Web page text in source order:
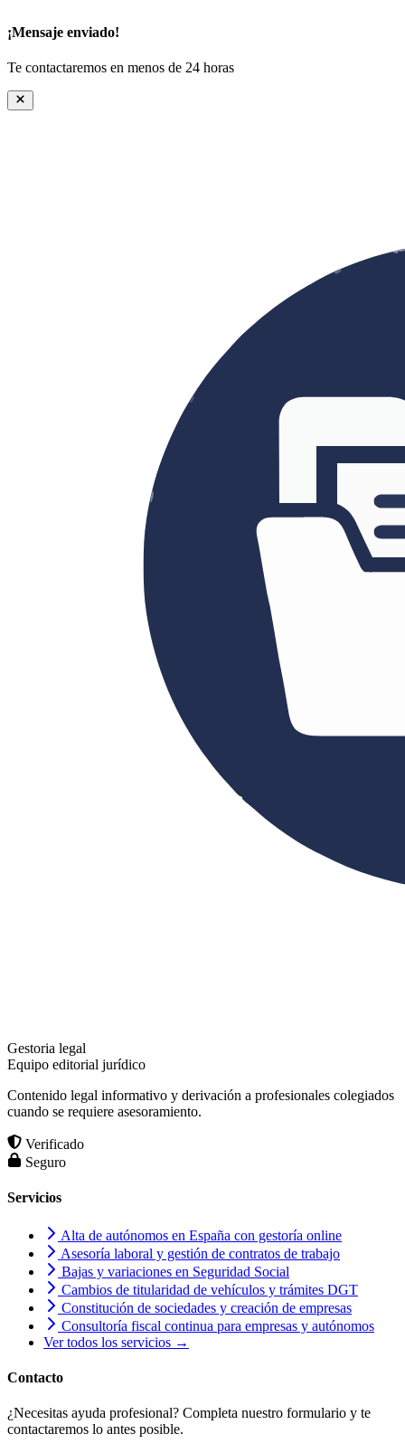
¡Mensaje enviado!
Te contactaremos en menos de 24 horas
Gestoria legal
Equipo editorial jurídico
Contenido legal informativo y derivación a profesionales colegiados
cuando se requiere asesoramiento.
Verificado
Seguro
Servicios
Alta de autónomos en España con gestoría online
Asesoría laboral y gestión de contratos de trabajo
Bajas y variaciones en Seguridad Social
Cambios de titularidad de vehículos y trámites DGT
Constitución de sociedades y creación de empresas
Consultoría fiscal continua para empresas y autónomos
Ver todos los servicios →
Contacto
¿Necesitas ayuda profesional? Completa nuestro formulario y te
contactaremos lo antes posible.